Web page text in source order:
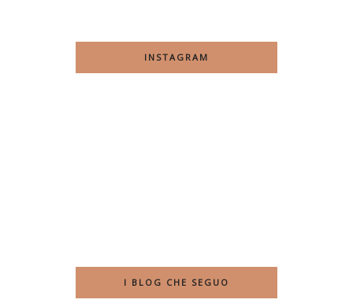
INSTAGRAM
I BLOG CHE SEGUO